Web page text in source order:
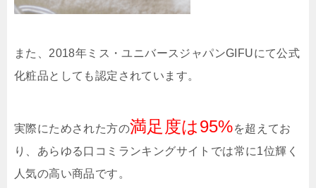
また、2018年ミス・ユニバースジャパンGIFUにて公式
化粧品としても認定されています。
実際にためされた方の満足度は95%を超えてお
り、あらゆる口コミランキングサイトでは常に1位輝く
人気の高い商品です。